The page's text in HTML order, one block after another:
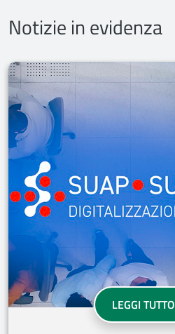
Notizie in evidenza
LEGGI TUTTO